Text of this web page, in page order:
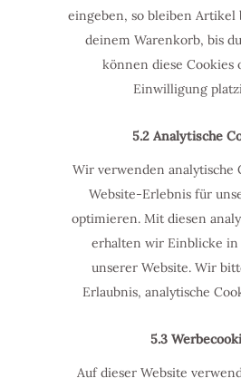
eingeben, so bleiben Artikel
deinem Warenkorb, bis
können diese Cookies
Einwilligung
5.2 Analytische
Wir verwenden analytische
Website-Erlebnis für
optimieren. Mit diesen
erhalten wir Einblicke
unserer Website. Wir
Erlaubnis, analytische
5.3
Auf dieser Website